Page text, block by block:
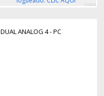
157824
DUAL ANALOG 4 - PC